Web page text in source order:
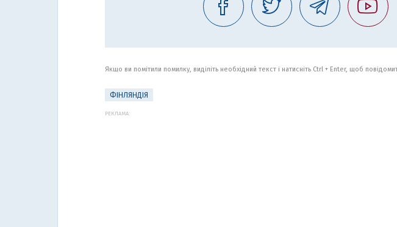
Якщо ви помітили помилку, виділіть необхідний текст і натисніть Ctrl + Enter, щоб
ФІНЛЯНДІЯ
РЕКЛАМА: